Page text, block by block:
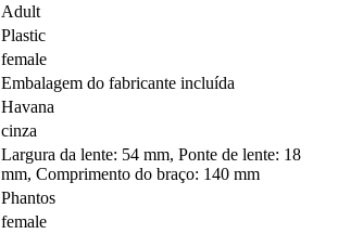
Adult
Plastic
female
Embalagem do fabricante incluída
Havana
cinza
Largura da lente: 54 mm, Ponte de lente: 18
mm, Comprimento do braço: 140 mm
Phantos
female